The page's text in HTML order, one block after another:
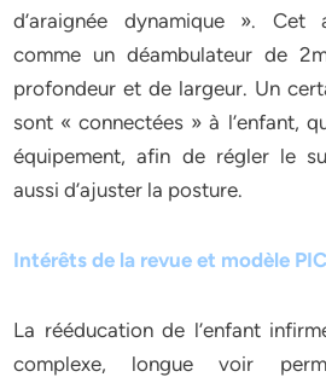
d’araignée dynamique ». Cet
comme un déambulateur de
profondeur et de largeur. Un
sont « connectées » à l’enfant,
équipement, afin de régler le
aussi d’ajuster la posture.
Intérêts de la revue et modèle
La rééducation de l’enfant
complexe, longue voir